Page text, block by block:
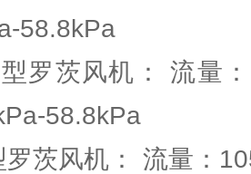
58.8kPa
罗茨风机： 流量
58.8kPa
罗茨风机： 流量：